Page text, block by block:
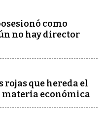
como
no hay director
rojas que hereda el
materia económica